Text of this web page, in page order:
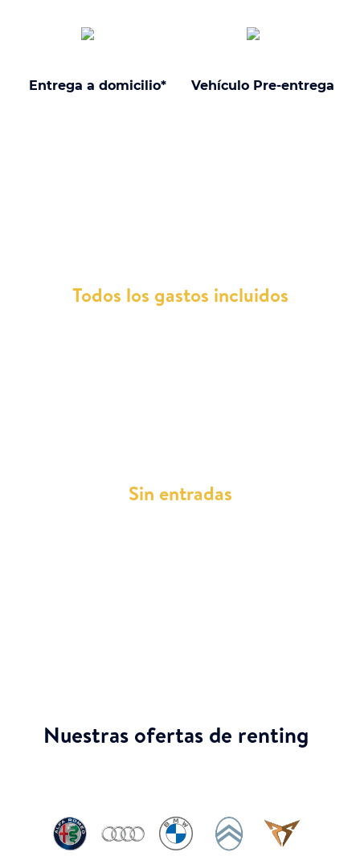
Entrega a domicilio* Vehículo Pre-entrega
Todos los gastos incluidos
Sin entradas
Nuestras ofertas de renting